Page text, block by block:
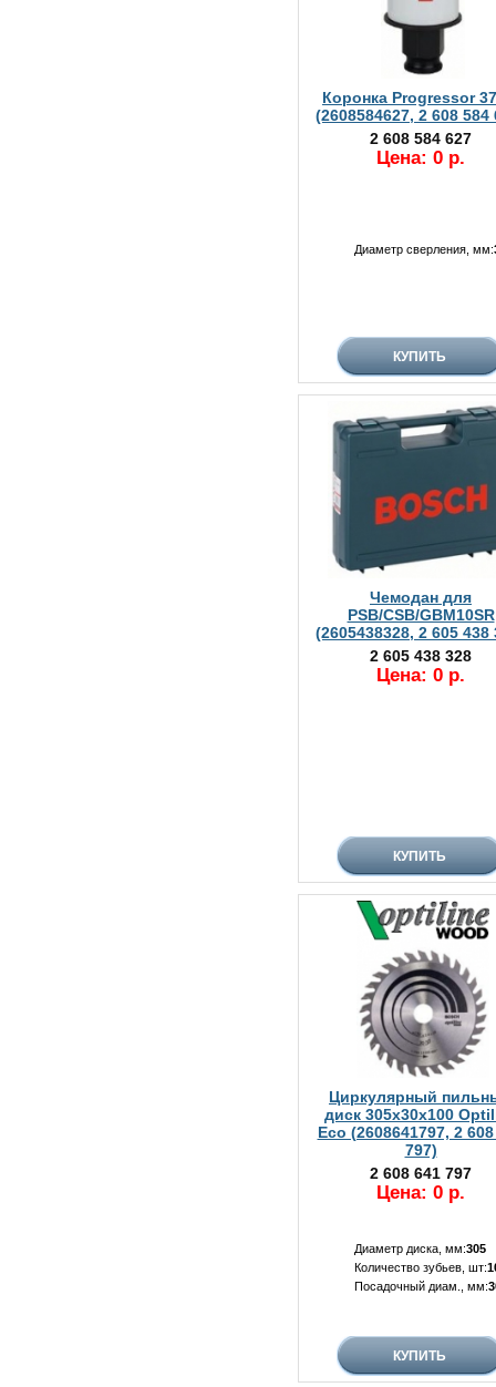
Коронка Progressor
(2608584627, 2 608 584
2 608 584 627
Цена: 0 р.
Диаметр сверления, мм:
Чемодан для
PSB/CSB/GBM10SR
(2605438328, 2 605 438
2 605 438 328
Цена: 0 р.
Циркулярный
диск 305x30x100
Eco (2608641797, 2
797)
2 608 641 797
Цена: 0 р.
Диаметр диска, мм:305
Количество зубьев, шт:
Посадочный диам., мм: